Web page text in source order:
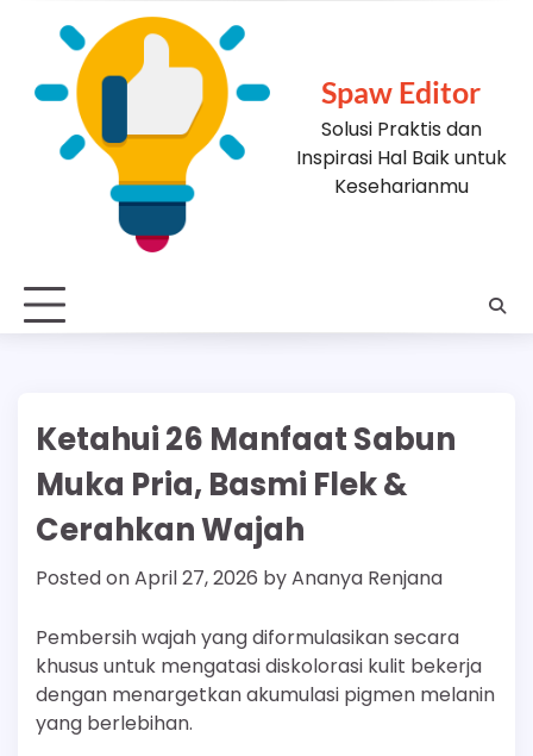
Spaw Editor
Solusi Praktis dan
Inspirasi Hal Baik untuk
Keseharianmu
Ketahui 26 Manfaat Sabun
Muka Pria, Basmi Flek &
Cerahkan Wajah
Posted onApril 27, 2026 byAnanya Renjana
Pembersih wajah yang diformulasikan secara
khusus untuk mengatasi diskolorasi kulit bekerja
dengan menargetkan akumulasi pigmen melanin
yang berlebihan.